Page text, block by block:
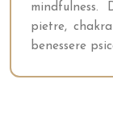
pietre,
benessere